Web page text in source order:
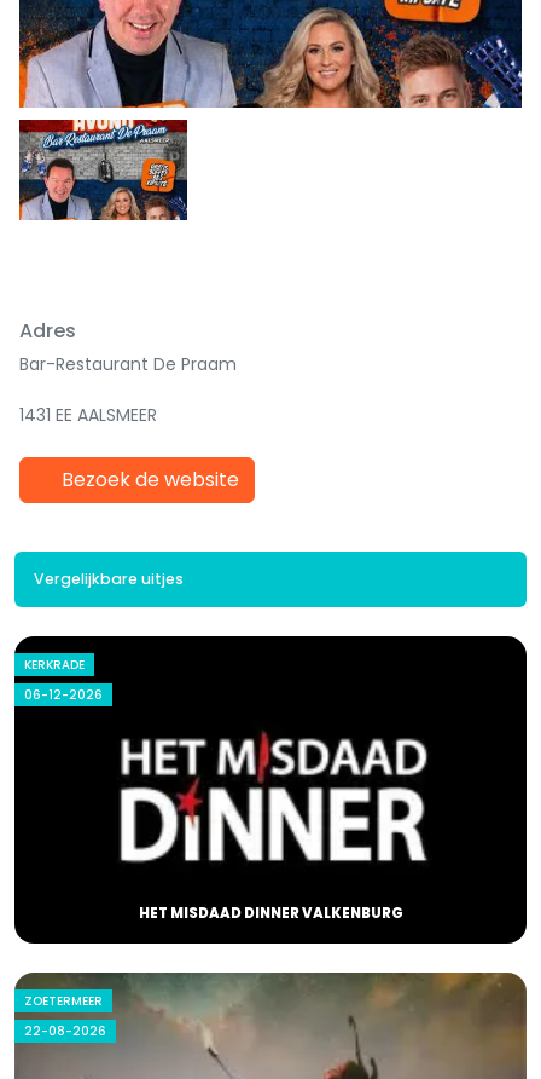
Adres
Bar-Restaurant De Praam
1431 EE AALSMEER
Bezoek de website
Vergelijkbare uitjes
KERKRADE
06-12-2026
HET MISDAAD DINNER VALKENBURG
ZOETERMEER
22-08-2026